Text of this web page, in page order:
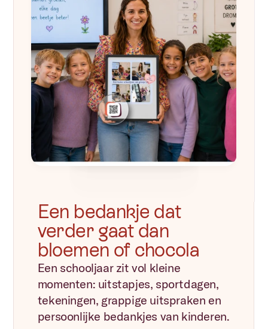
maak je eerste Apresi in 5 minuten
Een bedankje dat
verder gaat dan
bloemen of chocola
Een schooljaar zit vol kleine
momenten: uitstapjes, sportdagen,
tekeningen, grappige uitspraken en
persoonlijke bedankjes van kinderen.